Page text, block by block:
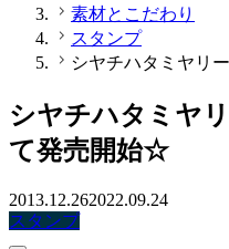
素材とこだわり
スタンプ
シヤチハタミヤリ
シヤチハタミヤ
て発売開始☆
2013.12.262022.09.24
スタンプ